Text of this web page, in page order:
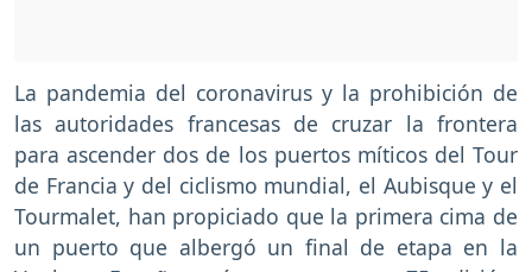
La pandemia del coronavirus y la prohibición de
las autoridades francesas de cruzar la frontera
para ascender dos de los puertos míticos del Tour
de Francia y del ciclismo mundial, el Aubisque y el
Tourmalet, han propiciado que la primera cima de
un puerto que albergó un final de etapa en la